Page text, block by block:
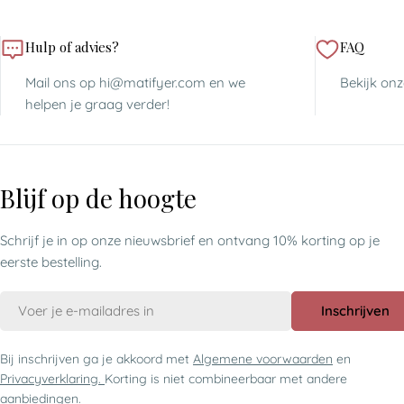
Hulp of advies?
Mail ons op hi@matifyer.com en we
helpen je graag verder!
FAQ
Bekijk
Blijf op de hoogte
Schrijf je in op onze nieuwsbrief en ontvang 10% korting op je
eerste bestelling.
Inschrijven
Bij inschrijven ga je akkoord met Algemene voorwaarden en
Privacyverklaring. Korting is niet combineerbaar met andere
aanbiedingen.